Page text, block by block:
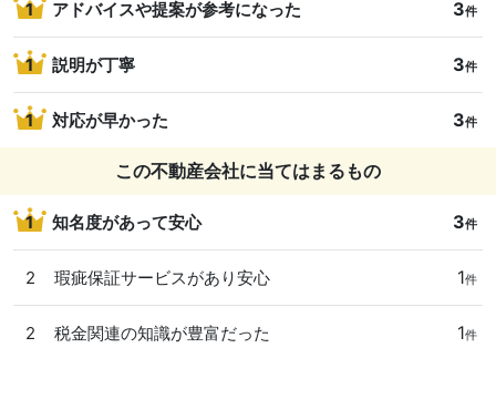
1 アドバイスや提案が参考になった 3件
1 説明が丁寧 3件
1 対応が早かった 3件
この不動産会社に当てはまるもの
1 知名度があって安心 3件
2 瑕疵保証サービスがあり安心 1件
2 税金関連の知識が豊富だった 1件